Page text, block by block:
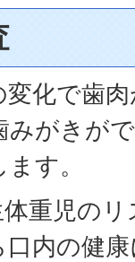
化で歯
がきが
す。
重児の
内の健